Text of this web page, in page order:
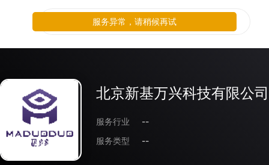
北京新基万兴科技有限公司
服务行业
--
服务类型
--
服务异常，请稍候再试